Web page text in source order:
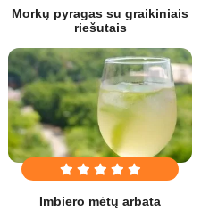
Morkų pyragas su graikiniais
riešutais
Imbiero mėtų arbata